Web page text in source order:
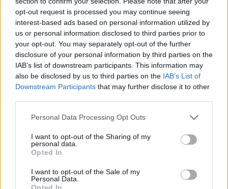
opt-out request is processed you may continue seeing
interest-based ads based on personal information utilized by
us or personal information disclosed to third parties prior to
your opt-out. You may separately opt-out of the further
disclosure of your personal information by third parties on the
IAB’s list of downstream participants. This information may
also be disclosed by us to third parties on the IAB’s List of
Downstream Participants that may further disclose it to other
Personal Data Processing Opt Outs
I want to opt-out of the Sharing of my
personal data.
Opted In
I want to opt-out of the Sale of my
Personal Data.
Opted In
οφσάιντ, δεν ήξεραν ότι η
μπάλα μπάσκετ είναι
πορτοκαλί»
ΧΤΕΣ
Ο Δημήτρης Γιαννακόπουλος έδωσε
συνέντευξη στους «EuroInsiders» και
αναφέρθηκε, μεταξύ άλλων, στην
αντιπαλότητα με τον Ολυμπιακό και στο
τι πήγε λάθος την περσινή σεζόν
Αλογα σε πανηγύρια της
απαντά σε όσους θεωρούν την
κριτική «επίθεση στον τόπο»
πυροδότησαν έντονη αντιπαράθεση στα